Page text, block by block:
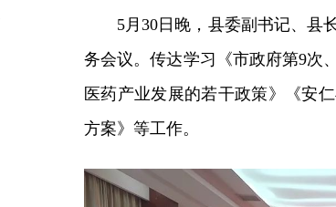
5月30日晚，县委副书记、县
务会议。传达学习《市政府第9次
医药产业发展的若干政策》《安
方案》等工作。